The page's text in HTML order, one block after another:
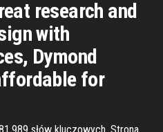
research and
with
Dymond
for